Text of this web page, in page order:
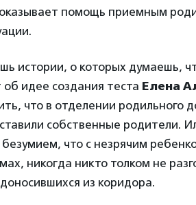
помощь приемным
истории, о которых думаешь,
идее создания теста Елена
что в отделении родильного
собственные родители.
что с незрячим
никогда никто толком не
из коридора.